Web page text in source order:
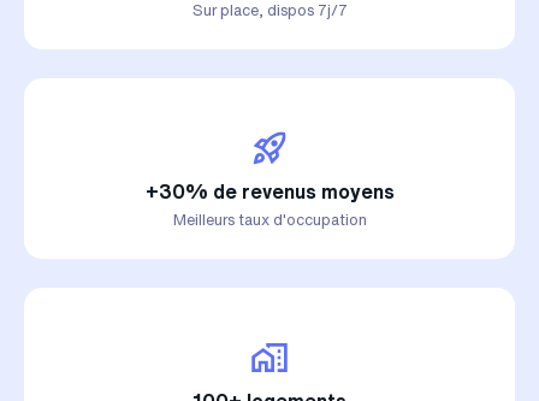
Sur place, dispos 7j/7
+30% de revenus moyens
Meilleurs taux d'occupation